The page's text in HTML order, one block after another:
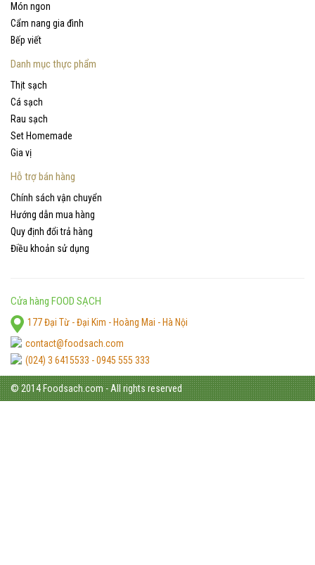
Món ngon
Cẩm nang gia đình
Bếp viết
Danh mục thực phẩm
Thịt sạch
Cá sạch
Rau sạch
Set Homemade
Gia vị
Hỗ trợ bán hàng
Chính sách vận chuyển
Hướng dẫn mua hàng
Quy định đổi trả hàng
Điều khoản sử dụng
Cửa hàng FOOD SẠCH
177 Đại Từ - Đại Kim - Hoàng Mai - Hà Nội
contact@foodsach.com
(024) 3 6415533 - 0945 555 333
© 2014 Foodsach.com - All rights reserved